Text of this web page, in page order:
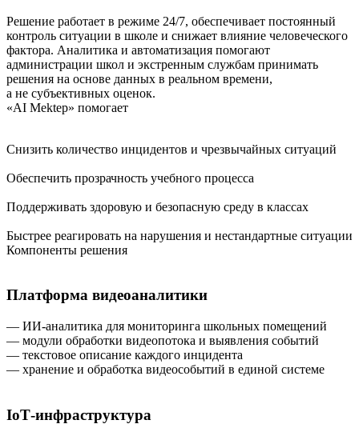
Решение работает в режиме 24/7, обеспечивает постоянный
контроль ситуации в школе и снижает влияние человеческого
фактора. Аналитика и автоматизация помогают
администрации школ и экстренным службам принимать
решения на основе данных в реальном времени,
а не субъективных оценок.
«AI Mektep» помогает
Снизить количество инцидентов и чрезвычайных ситуаций
Обеспечить прозрачность учебного процесса
Поддерживать здоровую и безопасную среду в классах
Быстрее реагировать на нарушения и нестандартные ситуации
Компоненты решения
Платформа видеоаналитики
— ИИ‑аналитика для мониторинга школьных помещений
— модули обработки видеопотока и выявления событий
— текстовое описание каждого инцидента
— хранение и обработка видеособытий в единой системе
IoT‑инфраструктура